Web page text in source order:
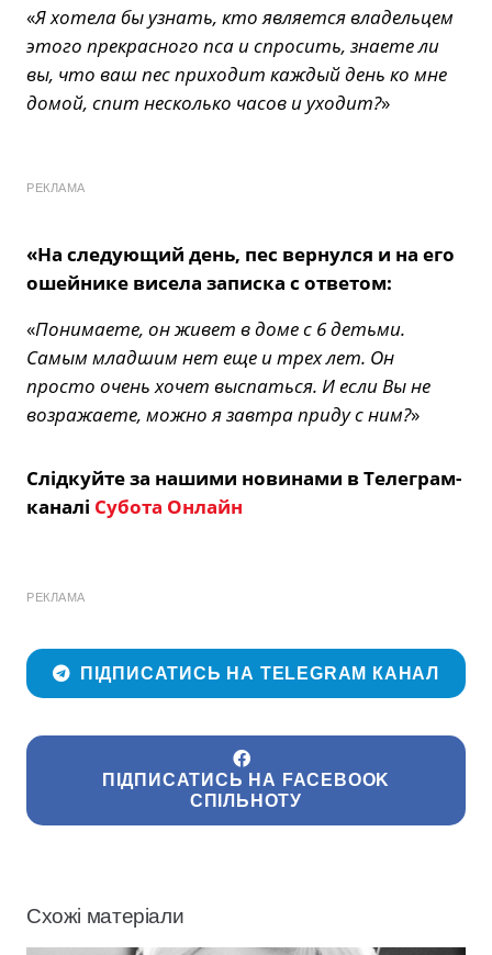
«Я хотела бы узнать, кто является владельцем
этого прекрасного пса и спросить, знаете ли
вы, что ваш пес приходит каждый день ко мне
домой, спит несколько часов и уходит?»
РЕКЛАМА
«На следующий день, пес вернулся и на его
ошейнике висела записка с ответом:
«Понимаете, он живет в доме с 6 детьми.
Самым младшим нет еще и трех лет. Он
просто очень хочет выспаться. И если Вы не
возражаете, можно я завтра приду с ним?»
Слідкуйте за нашими новинами в Телеграм-
каналі Субота Онлайн
РЕКЛАМА
ПІДПИСАТИСЬ НА TELEGRAM КАНАЛ
ПІДПИСАТИСЬ НА FACEBOOK
СПІЛЬНОТУ
Схожі матеріали